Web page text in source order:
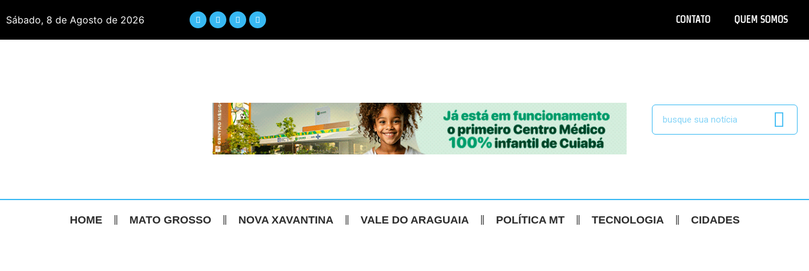
Sábado, 8 de Agosto de 2026 CONTATO QUEM SOMOS
HOME MATO GROSSO NOVA XAVANTINA VALE DO ARAGUAIA POLÍTICA MT TECNOLOGIA CIDADES